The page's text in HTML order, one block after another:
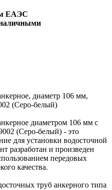
ЕАЭС
наличными
диаметр 106 мм,
(Серо-белый)
диаметром 106 мм с
(Серо-белый) - это
для установки водосточной
разработан и произведен
передовых
качества.
труб анкерного типа